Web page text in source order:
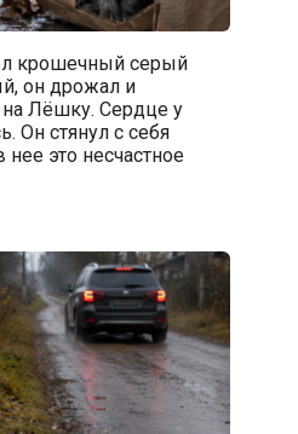
крошечный серый
он дрожал и
на Лёшку. Сердце у
Он стянул с себя
нее это несчастное